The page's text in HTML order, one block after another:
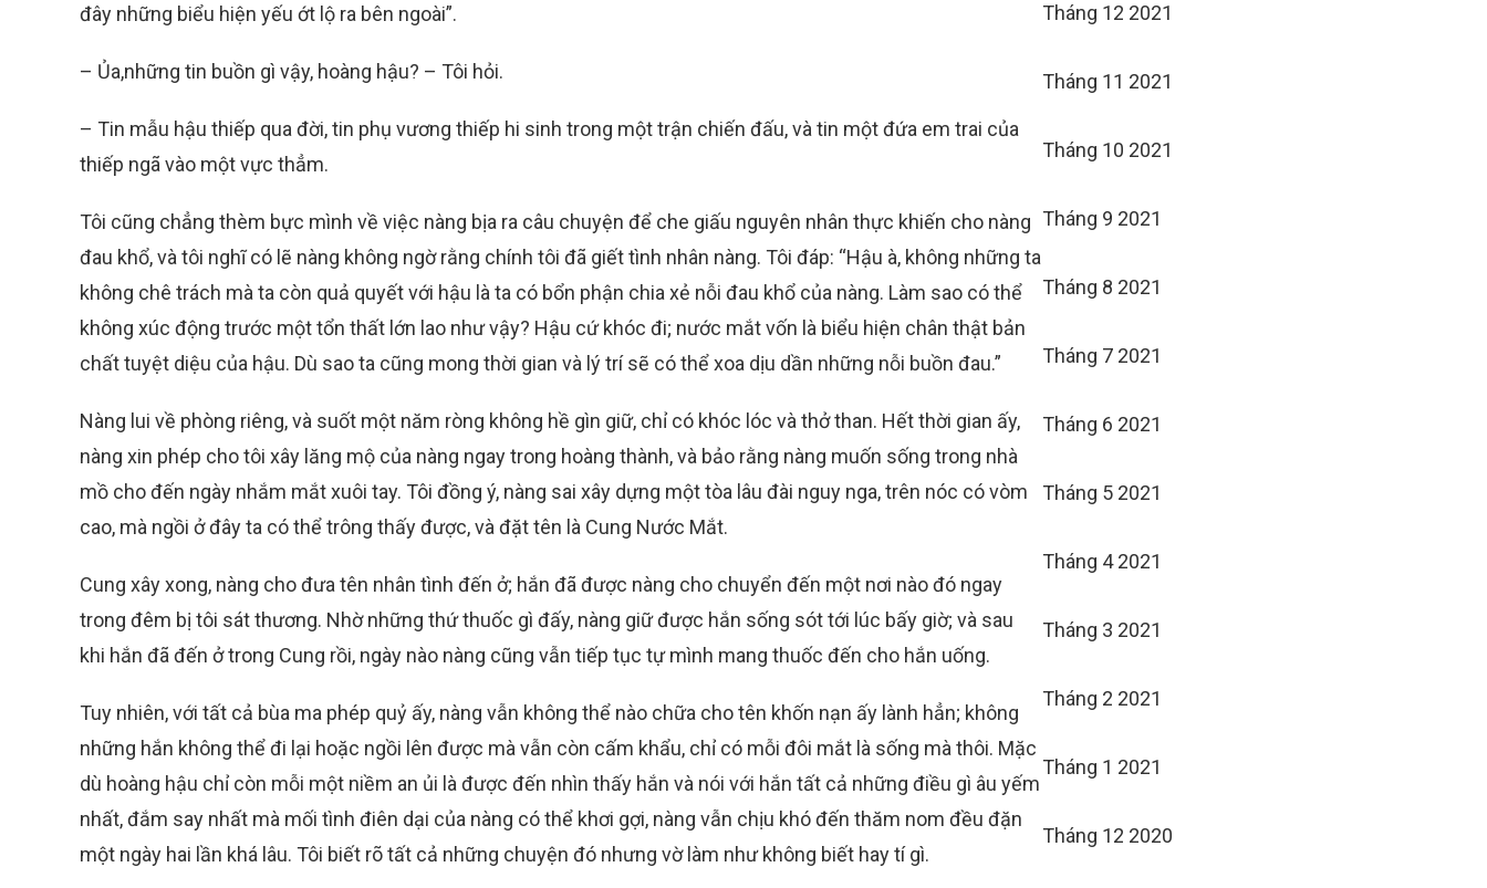
đây những biểu hiện yếu ớt lộ ra bên ngoài”.
– Ủa,những tin buồn gì vậy, hoàng hậu? – Tôi hỏi.
– Tin mẫu hậu thiếp qua đời, tin phụ vương thiếp hi sinh trong một trận chiến đấu, và tin một đứa em trai của
thiếp ngã vào một vực thẳm.
Tôi cũng chẳng thèm bực mình về việc nàng bịa ra câu chuyện để che giấu nguyên nhân thực khiến cho nàng
đau khổ, và tôi nghĩ có lẽ nàng không ngờ rằng chính tôi đã giết tình nhân nàng. Tôi đáp: “Hậu à, không những ta
không chê trách mà ta còn quả quyết với hậu là ta có bổn phận chia xẻ nỗi đau khổ của nàng. Làm sao có thể
không xúc động trước một tổn thất lớn lao như vậy? Hậu cứ khóc đi; nước mắt vốn là biểu hiện chân thật bản
chất tuyệt diệu của hậu. Dù sao ta cũng mong thời gian và lý trí sẽ có thể xoa dịu dần những nỗi buồn đau.”
Nàng lui về phòng riêng, và suốt một năm ròng không hề gìn giữ, chỉ có khóc lóc và thở than. Hết thời gian ấy,
nàng xin phép cho tôi xây lăng mộ của nàng ngay trong hoàng thành, và bảo rằng nàng muốn sống trong nhà
mồ cho đến ngày nhắm mắt xuôi tay. Tôi đồng ý, nàng sai xây dựng một tòa lâu đài nguy nga, trên nóc có vòm
cao, mà ngồi ở đây ta có thể trông thấy được, và đặt tên là Cung Nước Mắt.
Cung xây xong, nàng cho đưa tên nhân tình đến ở; hắn đã được nàng cho chuyển đến một nơi nào đó ngay
trong đêm bị tôi sát thương. Nhờ những thứ thuốc gì đấy, nàng giữ được hắn sống sót tới lúc bấy giờ; và sau
khi hắn đã đến ở trong Cung rồi, ngày nào nàng cũng vẫn tiếp tục tự mình mang thuốc đến cho hắn uống.
Tuy nhiên, với tất cả bùa ma phép quỷ ấy, nàng vẫn không thể nào chữa cho tên khốn nạn ấy lành hẳn; không
những hắn không thể đi lại hoặc ngồi lên được mà vẫn còn cấm khẩu, chỉ có mỗi đôi mắt là sống mà thôi. Mặc
dù hoàng hậu chỉ còn mỗi một niềm an ủi là được đến nhìn thấy hắn và nói với hắn tất cả những điều gì âu yếm
nhất, đắm say nhất mà mối tình điên dại của nàng có thể khơi gợi, nàng vẫn chịu khó đến thăm nom đều đặn
một ngày hai lần khá lâu. Tôi biết rõ tất cả những chuyện đó nhưng vờ làm như không biết hay tí gì.
Tháng 12 2021
Tháng 11 2021
Tháng 10 2021
Tháng 9 2021
Tháng 8 2021
Tháng 7 2021
Tháng 6 2021
Tháng 5 2021
Tháng 4 2021
Tháng 3 2021
Tháng 2 2021
Tháng 1 2021
Tháng 12 2020